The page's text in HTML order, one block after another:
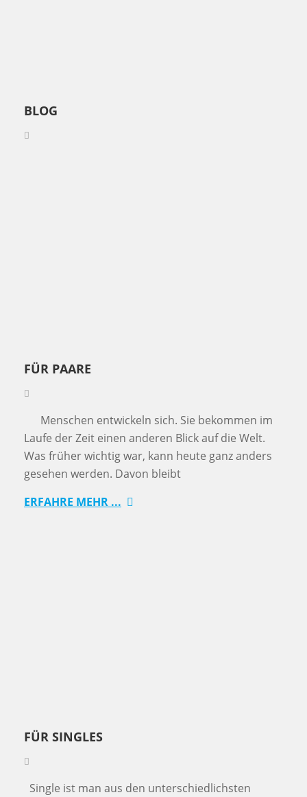
BLOG
FÜR PAARE
Menschen entwickeln sich. Sie bekommen im
Laufe der Zeit einen anderen Blick auf die Welt.
Was früher wichtig war, kann heute ganz anders
gesehen werden. Davon bleibt
ERFAHRE MEHR ...
FÜR SINGLES
Single ist man aus den unterschiedlichsten